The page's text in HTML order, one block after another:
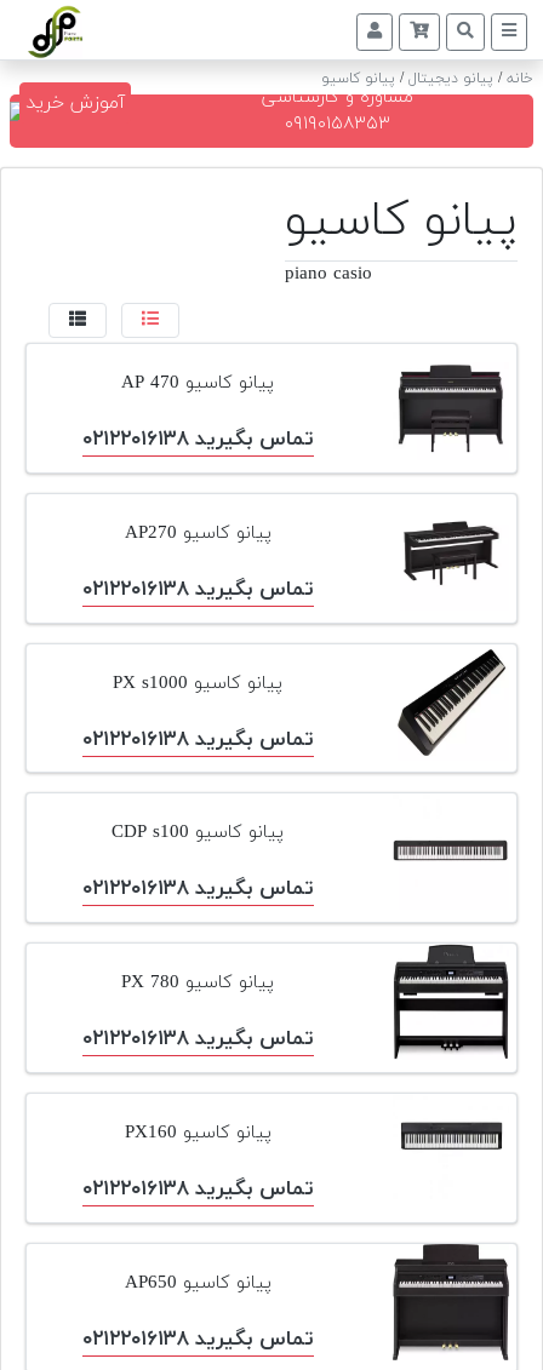
دیجیتال
آکوستیک
نقل
پیانو
کوک
رگلاژ
پیانو
وبلاگ
بازسازی
پیانو
دست
دوم
افزودن
دوم
خانه/ پیانو دیجیتال/ پیانو کاسیو
مشاوره و کارشناسی
۰۹۱۹۰۱۵۸۳۵۳
پیانو کاسیو
piano casio
آموزش خرید
پیانو کاسیو AP 470
تماس بگیرید ۰۲۱۲۲۰۱۶۱۳۸
پیانو کاسیو AP270
تماس بگیرید ۰۲۱۲۲۰۱۶۱۳۸
پیانو کاسیو PX s1000
تماس بگیرید ۰۲۱۲۲۰۱۶۱۳۸
پیانو کاسیو CDP s100
تماس بگیرید ۰۲۱۲۲۰۱۶۱۳۸
پیانو کاسیو PX 780
تماس بگیرید ۰۲۱۲۲۰۱۶۱۳۸
پیانو کاسیو PX160
تماس بگیرید ۰۲۱۲۲۰۱۶۱۳۸
پیانو کاسیو AP650
تماس بگیرید ۰۲۱۲۲۰۱۶۱۳۸